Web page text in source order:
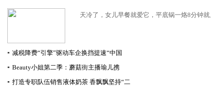
天冷了，女儿早餐就爱它，平底锅一烙8分钟就
▪ 减税降费“引擎”驱动车企换挡提速​“中国
▪ Beauty小姐第二季：蘑菇街主播瑜儿携
▪ 打造专职队伍销售液体奶茶 香飘飘坚持“二